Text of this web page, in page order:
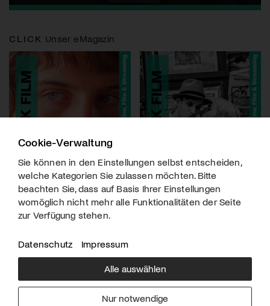
CLICK Unser eMagazin
Über uns
Downloads
Werben
Impressum
Cookie-Verwaltung
Sie können in den Einstellungen selbst entscheiden,
welche Kategorien Sie zulassen möchten. Bitte
beachten Sie, dass auf Basis Ihrer Einstellungen
womöglich nicht mehr alle Funktionalitäten der Seite
zur Verfügung stehen.
Datenschutz Impressum
Alle auswählen
Nur notwendige